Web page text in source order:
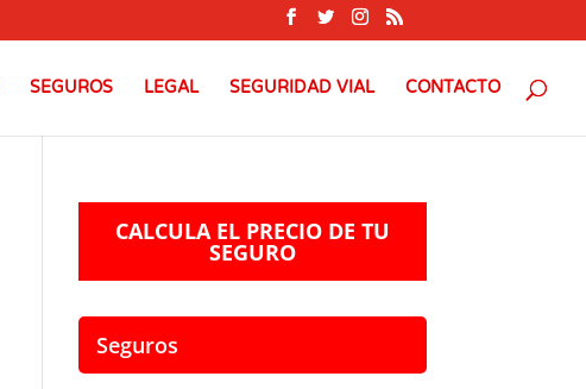
SEGUROS LEGAL SEGURIDAD VIAL CONTACTO
CALCULA EL PRECIO DE TU
SEGURO
Seguros